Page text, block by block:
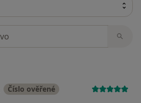
Číslo ověřené